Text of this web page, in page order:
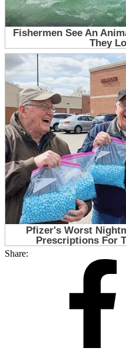
Share: